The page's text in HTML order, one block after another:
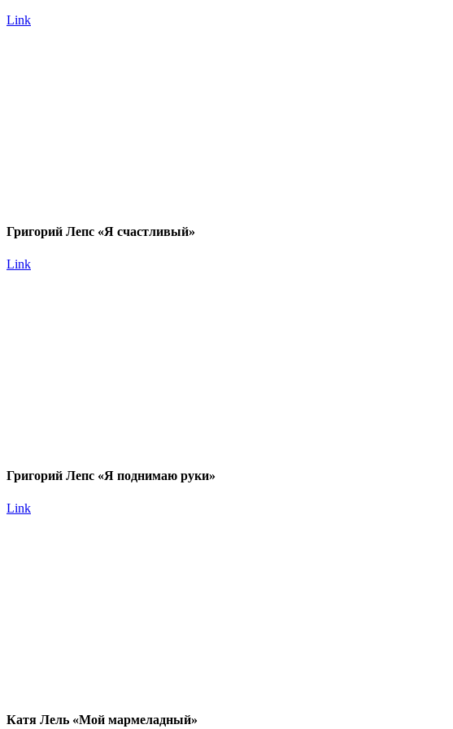
Link
Григорий Лепс «Я счастливый»
Link
Григорий Лепс «Я поднимаю руки»
Link
Катя Лель «Мой мармеладный»